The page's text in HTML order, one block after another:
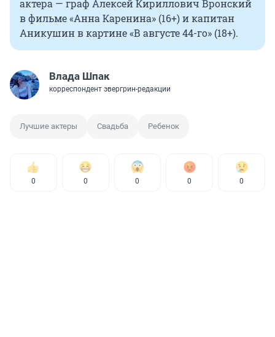
актера — граф Алексей Кириллович Вронский
в фильме «Анна Каренина» (16+) и капитан
Аникушин в картине «В августе 44-го» (18+).
Влада Шпак
корреспондент эвергрин-редакции
Лучшие актеры Свадьба Ребенок
0 0 0 0 0